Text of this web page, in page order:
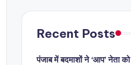
Recent Posts
पंजाब में बदमाशों ने ‘आप’ नेता को